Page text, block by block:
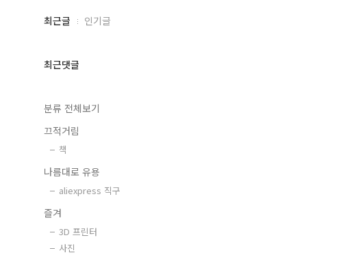
최
과
글
최근글 인기글
최근댓글
분류 전체보기
끄적거림
책
나름대로 유용
aliexpress 직구
즐겨
3D 프린터
사진